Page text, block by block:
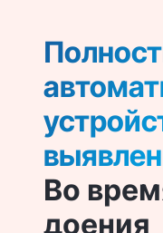
Во
доения